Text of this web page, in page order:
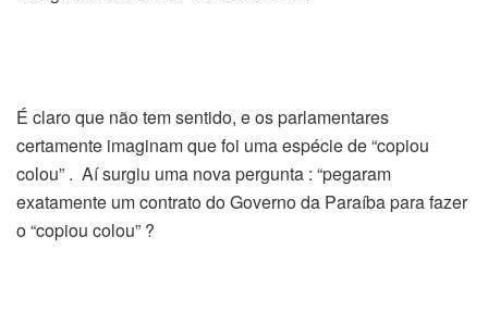
É claro que não tem sentido, e os parlamentares
certamente imaginam que foi uma espécie de “copiou
colou” . Aí surgiu uma nova pergunta : “pegaram
exatamente um contrato do Governo da Paraíba para fazer
o “copiou colou” ?